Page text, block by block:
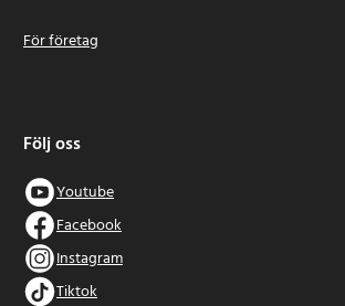
För företag
Följ oss
Youtube
Facebook
Instagram
Tiktok